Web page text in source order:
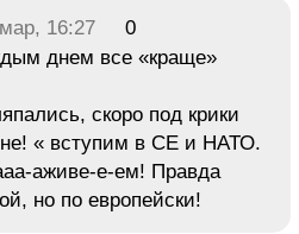
16:27
0
днем все «краще»
скоро под крики
« вступим в СЕ и НАТО.
аживе-е-ем! Правда
но по европейски!